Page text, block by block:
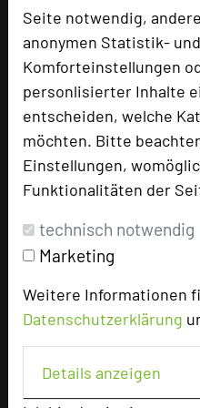
Seite notwendig,
anonymen Statistik-
Komforteinstellungen
personlisierter Inhalte
entscheiden, welche
möchten. Bitte
Einstellungen,
Funktionalitäten der
technisch notwendig
Marketing
Weitere Informationen
Datenschutzerklärung
Details anzeigen
URL:https://
URL:https://
Landhotel Kallbach
Simonskall 24-26
phone +49 2429 94440